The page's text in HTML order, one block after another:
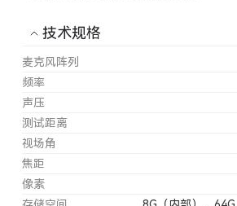
技术规格
麦克风阵列
频率
声压
测试距离
视场角
焦距
像素